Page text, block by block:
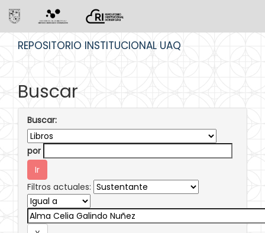
REPOSITORIO INSTITUCIONAL UAQ
Buscar
Buscar:
por
Filtros actuales: